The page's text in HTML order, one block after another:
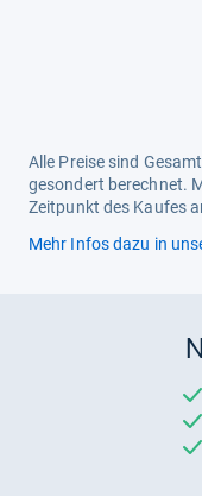
Alle Preise sind
gesondert berechnet.
Zeitpunkt des Kaufes
Mehr Infos dazu in